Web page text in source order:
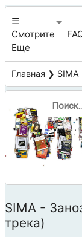
☰
Смотрите
Еще
Главная ❯ SIMA
SIMA -
трека)